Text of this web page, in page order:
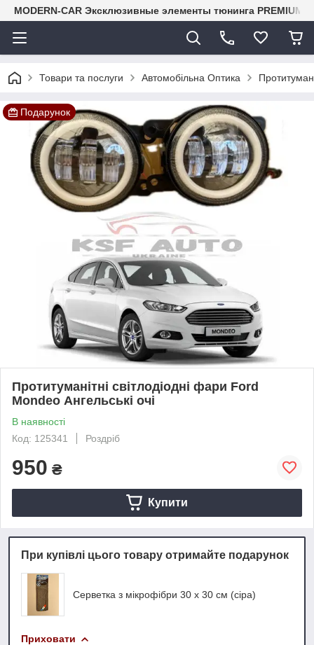
MODERN-CAR Эксклюзивные элементы тюнинга PREMIUM-
Товари та послуги Автомобільна Оптика
Подарунок
Протитуманітні світлодіодні фари Ford
Mondeo Ангельські очі
В наявності
Код: 125341
Роздріб
950 ₴
Купити
При купівлі цього товару отримайте подарунок
Серветка з мікрофібри 30 х 30 см (сіра)
Приховати